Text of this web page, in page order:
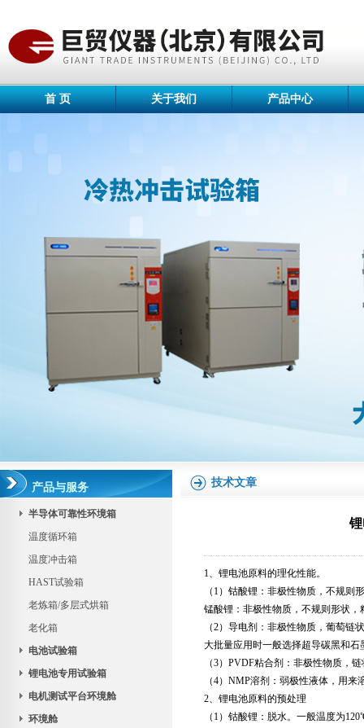
首 页 关于我们 产品中心
产品与服务
半导体可靠性环境箱
温度循环箱
温度冲击箱
HAST试验箱
老炼箱/多层式烘箱
老化箱
电池试验箱
锂电池专用试验箱
电机测试平台环境舱
环境舱
技术文章
1、锂电池原料的理化性能。
（1）钴酸锂：非极性物质，不规则
锰酸锂：非极性物质，不规则形状，
（2）导电剂：非极性物质，葡萄链
大批量应用时一般选择超导碳黑和
（3）PVDF粘合剂：非极性物质，
（4）NMP溶剂：弱极性液体，用
2、锂电池原料的预处理
（1）钴酸锂：脱水。一般温度为